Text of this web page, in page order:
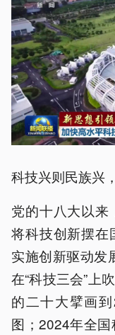
科技兴则民族兴
党的十八大以来
将科技创新摆在
实施创新驱动发
在“科技三会”上
的二十大擘画
图；2024年全